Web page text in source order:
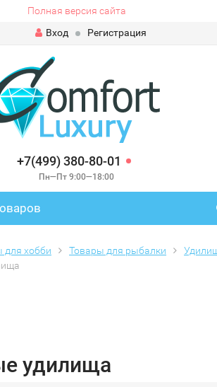
Полная версия сайта
Вход
Регистрация
+7(499) 380-80-01
Пн—Пт 9:00—18:00
для хобби Товары для рыбалки
удилища